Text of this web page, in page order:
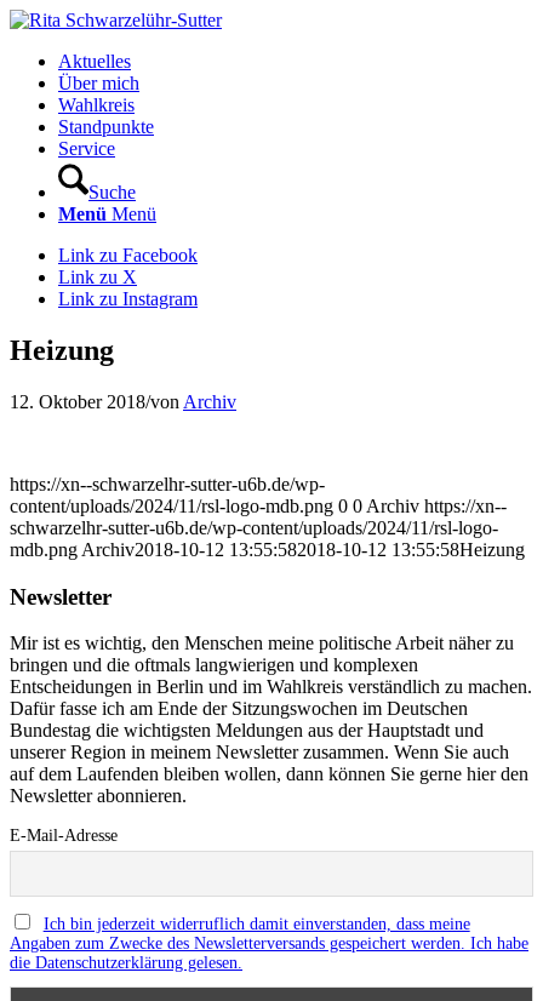
Aktuelles
Über mich
Wahlkreis
Standpunkte
Service
Suche
Menü Menü
Link zu Facebook
Link zu X
Link zu Instagram
Heizung
12. Oktober 2018/von Archiv
https://xn--schwarzelhr-sutter-u6b.de/wp-
content/uploads/2024/11/rsl-logo-mdb.png 0 0 Archiv https://xn--
schwarzelhr-sutter-u6b.de/wp-content/uploads/2024/11/rsl-logo-
mdb.png Archiv2018-10-12 13:55:582018-10-12 13:55:58Heizung
Newsletter
Mir ist es wichtig, den Menschen meine politische Arbeit näher zu
bringen und die oftmals langwierigen und komplexen
Entscheidungen in Berlin und im Wahlkreis verständlich zu machen.
Dafür fasse ich am Ende der Sitzungswochen im Deutschen
Bundestag die wichtigsten Meldungen aus der Hauptstadt und
unserer Region in meinem Newsletter zusammen. Wenn Sie auch
auf dem Laufenden bleiben wollen, dann können Sie gerne hier den
Newsletter abonnieren.
E-Mail-Adresse
Ich bin jederzeit widerruflich damit einverstanden, dass meine
Angaben zum Zwecke des Newsletterversands gespeichert werden. Ich habe
die Datenschutzerklärung gelesen.